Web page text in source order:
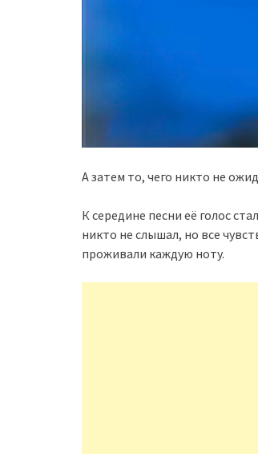
А затем то, чего никто не
К середине песни её голос
никто не слышал, но все
проживали каждую ноту.